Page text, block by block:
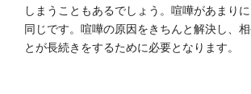
しまうこともあるでしょう。喧嘩があまり
同じです。喧嘩の原因をきちんと解決し、
とが長続きをするために必要となります。